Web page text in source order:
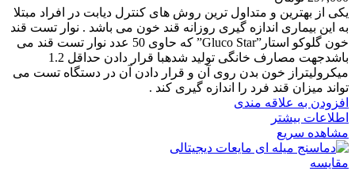
یکی از بهترین و متداول ترین روش های کنترل دیابت در افراد مبتلا
به این بیماری اندازه گیری روزانه قند خون می باشد . نوار تست قند
خون گلوکو استار”Gluco Star” که حاوی 50 عدد نوار تست قند می
باشدجهت مصارف خانگی تولید شدهبا قرار دادن حداقل 1.2
میکرولیتراز خون بدن روی آن و قرار دادن آن در دستگاه تست می
تواند میزان قند فرد را اندازه گیری کند .
افزودن به علاقه مندی
اطلاعات بیشتر
مشاهده سریع
مقایسه